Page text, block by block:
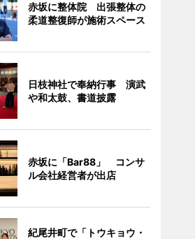
赤坂に整体院 出張整体の
柔道整復師が施術スペース
日枝神社で奉納行事 演武
や和太鼓、書道披露
赤坂に「Bar88」 コンサ
ル会社経営者が出店
紀尾井町で「トウキョウ・